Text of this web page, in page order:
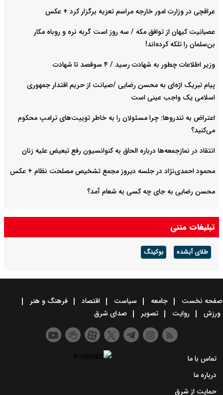
عراقچی در وزارت امور خارجه مراسم تعزیه برگزار کرد + عکس
عصبانیت کیهان از توافق مکه / سه روز است گربه نره و روباه مکار
بن‌سلمان را تلکه کرده‌اند!
وزیر اطلاعات چطور به شهادت رسید / ۴ سوقصد تا شهادت
پیام تبریک اژه‌ای به محسن رضایی /صیانت از حریم اقتدار جمهوری
اسلامی یک واجب عینی است
اعتراض به تندروها: چرا مسئولان را به خاطر توییت‌های ترامپ محکوم
می‌کنید؟
انتقاد در نمازجمعه‌ها درباره الحاق به کنوانسیون رفع تبعیض علیه زنان
محمود احمدی‌نژاد در جلسه دیروز مجمع تشخیص مصلحت نظام + عکس
محسن رضایی به جای چه کسی به شعام آمد؟
تبلیغات متنی
طلای آبشده بوکینگ
صفحه نخست جامعه سیاست اقتصاد
فرهنگ و هنر
ورزش
روایت تصویر صدای شرق
تماس با ما
درباره ما
حمایت از شرق